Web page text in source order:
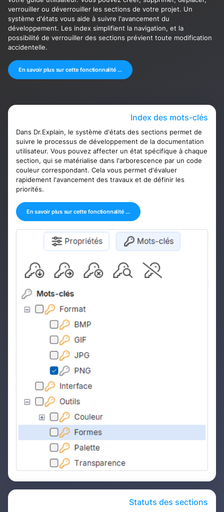
verrouiller ou déverrouiller les sections de votre projet. Un
système d'états vous aide à suivre l'avancement du
développement. Les index simplifient la navigation, et la
possibilité de verrouiller des sections prévient toute modification
accidentelle.
En savoir plus sur cette fonctionnalité ...
Index des mots-clés
Dans Dr.Explain, le système d'états des sections permet de
suivre le processus de développement de la documentation
utilisateur. Vous pouvez affecter un état spécifique à chaque
section, qui se matérialise dans l'arborescence par un code
couleur correspondant. Cela vous permet d'évaluer
rapidement l'avancement des travaux et de définir les
priorités.
En savoir plus sur cette fonctionnalité ...
Statuts des sections